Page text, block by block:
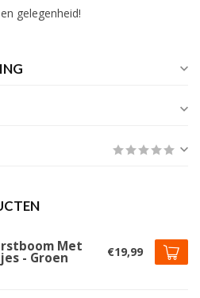
gelegenheid!
Met
- Groen €19,99